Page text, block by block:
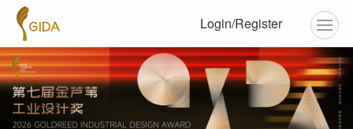
Login/Register